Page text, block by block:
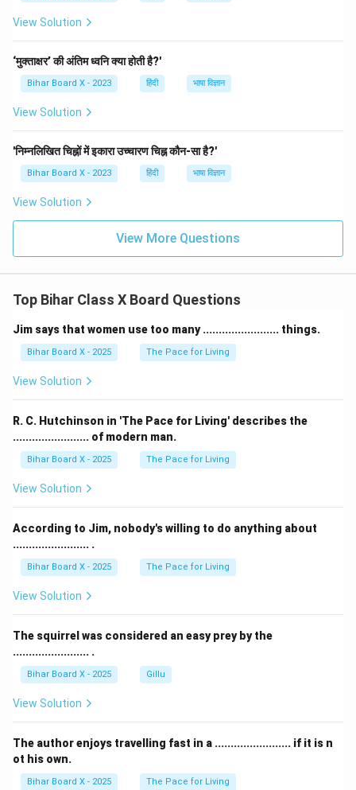
View Solution
‘मुक्ताक्षर’ की अंतिम ध्वनि क्या होती है?'
Bihar Board X - 2023 हिंदी भाषा विज्ञान
View Solution
'निम्नलिखित चिह्नों में इकारा उच्चारण चिह्न कौन-सा है?'
Bihar Board X - 2023 हिंदी भाषा विज्ञान
View Solution
View More Questions
Top Bihar Class X Board Questions
Jim says that women use too many ........................ things.
Bihar Board X - 2025 The Pace for Living
View Solution
R. C. Hutchinson in 'The Pace for Living' describes the
........................ of modern man.
Bihar Board X - 2025 The Pace for Living
View Solution
According to Jim, nobody's willing to do anything about
........................ .
Bihar Board X - 2025 The Pace for Living
View Solution
The squirrel was considered an easy prey by the
........................ .
Bihar Board X - 2025 Gillu
View Solution
The author enjoys travelling fast in a ........................ if it is n
ot his own.
Bihar Board X - 2025 The Pace for Living